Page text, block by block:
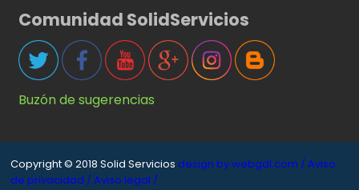
Comunidad SolidServicios
Buzón de sugerencias
Copyright © 2018 Solid Servicios design by webgdl.com /Aviso
de privacidad /Aviso legal /